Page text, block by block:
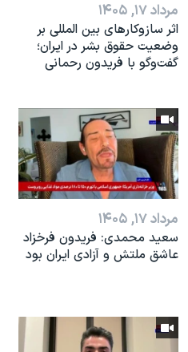
مرداد ۱۷, ۱۴۰۵
اثر ساز‌و‌کارهای بین المللی بر
وضعیت حقوق بشر در ایران؛
گفت‌وگو با فریدون رحمانی
مرداد ۱۷, ۱۴۰۵
سعید محمدی: فریدون فرخزاد
عاشق ملتش و آزادی ایران بود